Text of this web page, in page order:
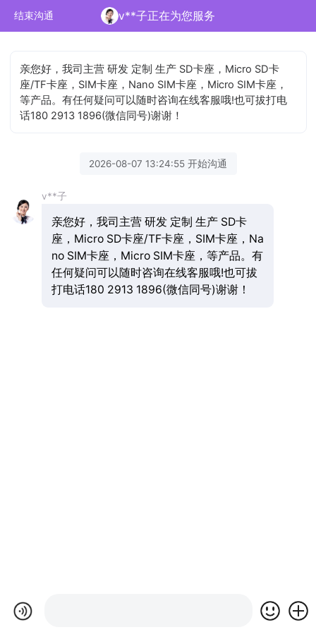
结束沟通 v**子正在为您服务
亲您好，我司主营 研发 定制 生产 SD卡座，Micro SD卡
座/TF卡座，SIM卡座，Nano SIM卡座，Micro SIM卡座，
等产品。有任何疑问可以随时咨询在线客服哦!也可拔打电
话180 2913 1896(微信同号)谢谢！
2026-08-07 13:24:55 开始沟通
v**子
亲您好，我司主营 研发 定制 生产 SD卡
座，Micro SD卡座/TF卡座，SIM卡座，Na
no SIM卡座，Micro SIM卡座，等产品。有
任何疑问可以随时咨询在线客服哦!也可拔
打电话180 2913 1896(微信同号)谢谢！